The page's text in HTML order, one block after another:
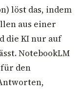
löst das, indem
aus einer
die KI nur auf
NotebookLM
für den